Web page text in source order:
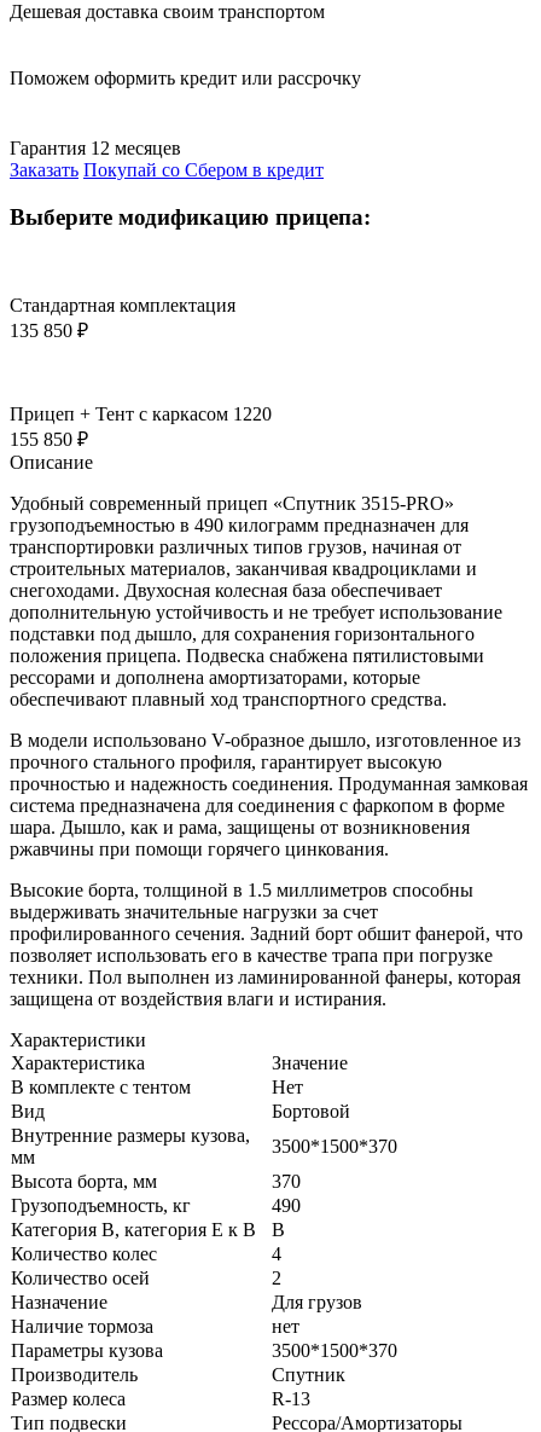
Дешевая доставка своим транспортом
Поможем оформить кредит или рассрочку
Гарантия 12 месяцев
Заказать Покупай со Сбером в кредит
Выберите модификацию прицепа:
Стандартная комплектация
135 850 ₽
Прицеп + Тент с каркасом 1220
155 850 ₽
Описание
Удобный современный прицеп «Спутник 3515-PRO»
грузоподъемностью в 490 килограмм предназначен для
транспортировки различных типов грузов, начиная от
строительных материалов, заканчивая квадроциклами и
снегоходами. Двухосная колесная база обеспечивает
дополнительную устойчивость и не требует использование
подставки под дышло, для сохранения горизонтального
положения прицепа. Подвеска снабжена пятилистовыми
рессорами и дополнена амортизаторами, которые
обеспечивают плавный ход транспортного средства.
В модели использовано V-образное дышло, изготовленное из
прочного стального профиля, гарантирует высокую
прочностью и надежность соединения. Продуманная замковая
система предназначена для соединения с фаркопом в форме
шара. Дышло, как и рама, защищены от возникновения
ржавчины при помощи горячего цинкования.
Высокие борта, толщиной в 1.5 миллиметров способны
выдерживать значительные нагрузки за счет
профилированного сечения. Задний борт обшит фанерой, что
позволяет использовать его в качестве трапа при погрузке
техники. Пол выполнен из ламинированной фанеры, которая
защищена от воздействия влаги и истирания.
Характе­ристики
Характеристика
Значение
В комплекте с тентом
Нет
Вид
Бортовой
Внутренние размеры кузова,
мм
3500*1500*370
Высота борта, мм
370
Грузоподъемность, кг
490
Категория В, категория Е к В
В
Количество колес
4
Количество осей
2
Назначение
Для грузов
Наличие тормоза
нет
Параметры кузова
3500*1500*370
Производитель
Спутник
Размер колеса
R-13
Тип подвески
Рессора/Амортизаторы